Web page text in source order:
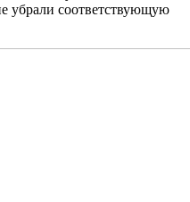
убрали соответствующую